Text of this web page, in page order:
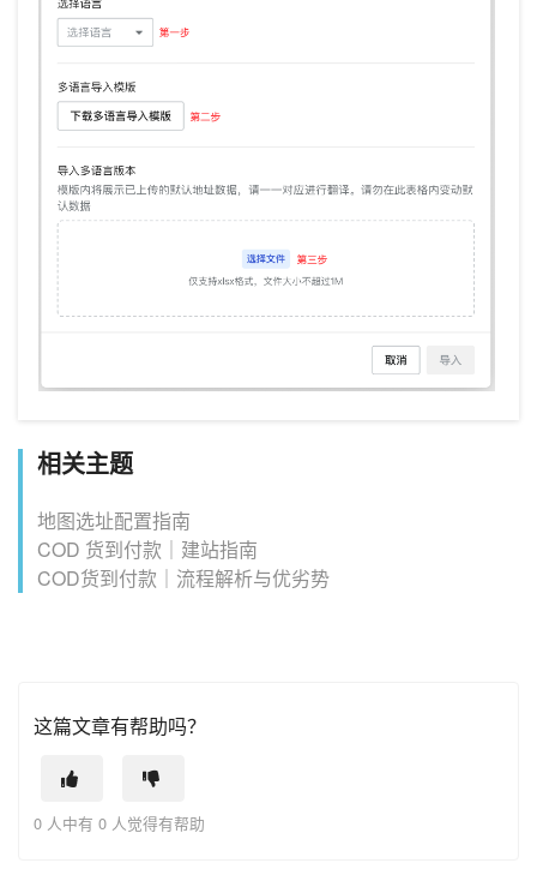
相关主题
地图选址配置指南
COD 货到付款｜建站指南
COD货到付款｜流程解析与优劣势
这篇文章有帮助吗？
0 人中有 0 人觉得有帮助